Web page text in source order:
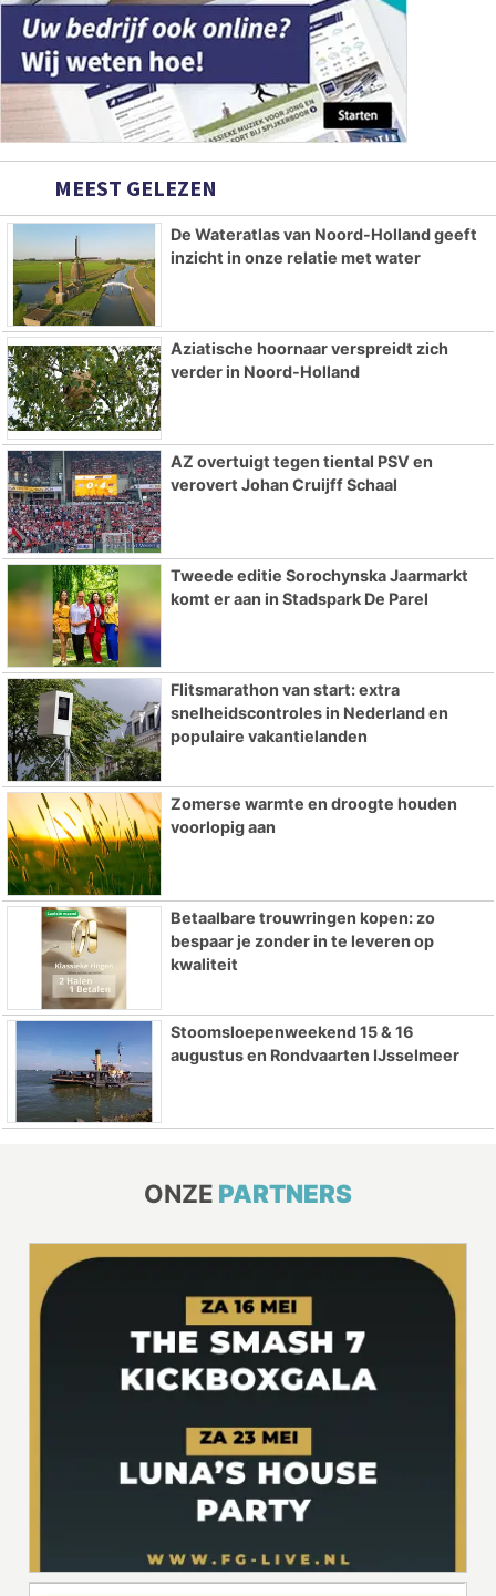
MEEST GELEZEN
De Wateratlas van Noord-Holland geeft
inzicht in onze relatie met water
Aziatische hoornaar verspreidt zich
verder in Noord-Holland
AZ overtuigt tegen tiental PSV en
verovert Johan Cruijff Schaal
Tweede editie Sorochynska Jaarmarkt
komt er aan in Stadspark De Parel
Flitsmarathon van start: extra
snelheidscontroles in Nederland en
populaire vakantielanden
Zomerse warmte en droogte houden
voorlopig aan
Betaalbare trouwringen kopen: zo
bespaar je zonder in te leveren op
kwaliteit
Stoomsloepenweekend 15 & 16
augustus en Rondvaarten IJsselmeer
ONZE PARTNERS